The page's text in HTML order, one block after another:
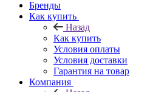
Бренды
Как купить
Назад
Как купить
Условия оплаты
Условия доставки
Гарантия на товар
Компания